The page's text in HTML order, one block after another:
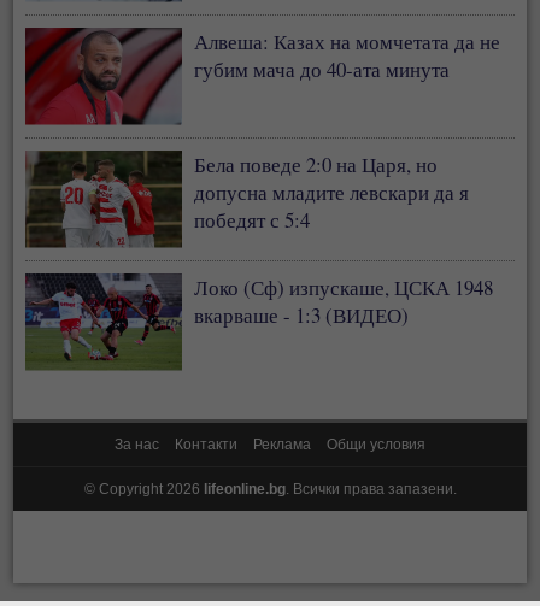
Алвеша: Казах на момчетата да не
губим мача до 40-ата минута
Бела поведе 2:0 на Царя, но
допусна младите левскари да я
победят с 5:4
Локо (Сф) изпускаше, ЦСКА 1948
вкарваше - 1:3 (ВИДЕО)
За нас Контакти Реклама Общи условия
© Copyright 2026 lifeonline.bg. Всички права запазени.